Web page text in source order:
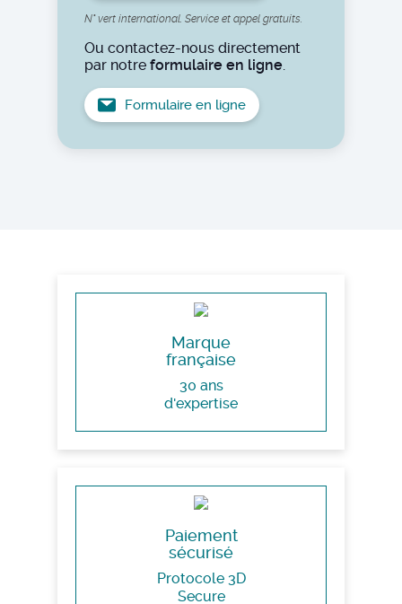
N° vert international. Service et appel gratuits.
Ou contactez-nous directement
par notre formulaire en ligne.
Formulaire en ligne
Marque
française
30 ans
d'expertise
Paiement
sécurisé
Protocole 3D
Secure